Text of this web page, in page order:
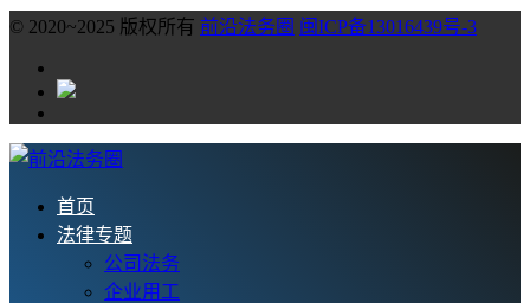
© 2020~2025 版权所有 前沿法务圈 闽ICP备13016439号-3
首页
法律专题
公司法务
企业用工